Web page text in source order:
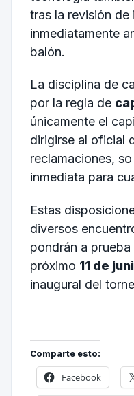
tras la revisión
inmediatamente
balón.
La disciplina de
por la regla de
únicamente el
dirigirse al oficial
reclamaciones,
inmediata para
Estas
diversos
pondrán a
próximo 11 de
inaugural del
Comparte esto:
Facebook